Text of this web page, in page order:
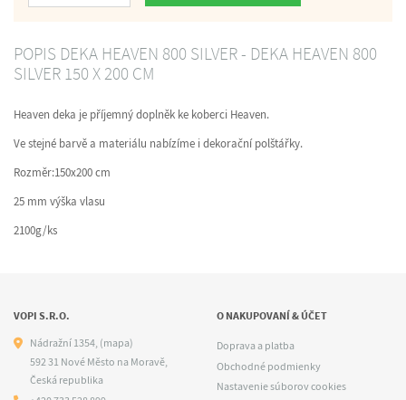
POPIS DEKA HEAVEN 800 SILVER - DEKA HEAVEN 800
SILVER 150 X 200 CM
Heaven deka je příjemný doplněk ke koberci Heaven.
Ve stejné barvě a materiálu nabízíme i dekorační polštářky.
Rozměr:150x200 cm
25 mm výška vlasu
2100g/ks
VOPI S.R.O.
Nádražní 1354,(mapa)
592 31 Nové Město na Moravě,
Česká republika
O NAKUPOVANÍ & ÚČET
Doprava a platba
Obchodné podmienky
Nastavenie súborov cookies